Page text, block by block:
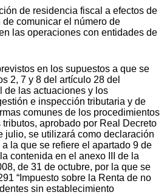
de residencia fiscal a efectos de
comunicar el número de
las operaciones con entidades de
en los supuestos a que se
2, 7 y 8 del artículo 28 del
de las actuaciones y los
e inspección tributaria y de
comunes de los procedimientos
aprobado por Real Decreto
julio, se utilizará como declaración
la que se refiere el apartado 9 de
contenida en el anexo III de la
de 31 de octubre, por la que se
“Impuesto sobre la Renta de no
sin establecimiento